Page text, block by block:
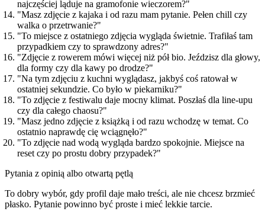
najczęściej ląduje na gramofonie wieczorem?"
"Masz zdjęcie z kajaka i od razu mam pytanie. Pełen chill czy
walka o przetrwanie?"
"To miejsce z ostatniego zdjęcia wygląda świetnie. Trafiłaś tam
przypadkiem czy to sprawdzony adres?"
"Zdjęcie z rowerem mówi więcej niż pół bio. Jeździsz dla głowy,
dla formy czy dla kawy po drodze?"
"Na tym zdjęciu z kuchni wyglądasz, jakbyś coś ratował w
ostatniej sekundzie. Co było w piekarniku?"
"To zdjęcie z festiwalu daje mocny klimat. Poszłaś dla line-upu
czy dla całego chaosu?"
"Masz jedno zdjęcie z książką i od razu wchodzę w temat. Co
ostatnio naprawdę cię wciągnęło?"
"To zdjęcie nad wodą wygląda bardzo spokojnie. Miejsce na
reset czy po prostu dobry przypadek?"
Pytania z opinią albo otwartą pętlą
To dobry wybór, gdy profil daje mało treści, ale nie chcesz brzmieć
płasko. Pytanie powinno być proste i mieć lekkie tarcie.